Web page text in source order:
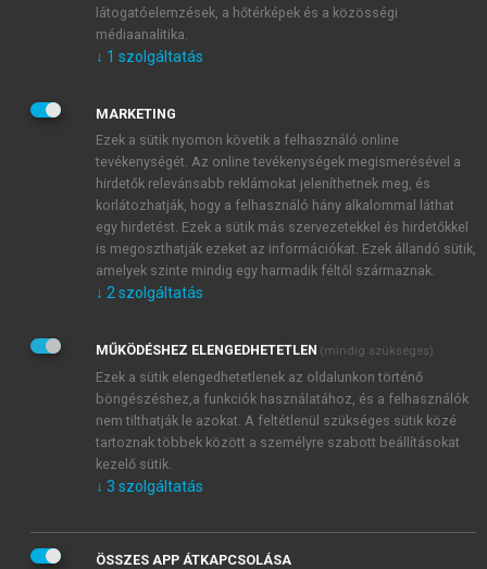
JELSZÓ
JELSZÓ ÚJRA
Kérek értesítést a MeRSZ újdonságairól, akcióiról.
Kérek értesítést az Akadémiai Kiadó Zrt. újdonságairól,
Adatkezelési tájékoztatóbanfoglaltakat tudomásul
veszem és elfogadom.
Általános vásárlási feltételeket, valamint a szotar.netés a
mersz.huoldalak licencszerződéseiben foglaltakat
tudomásul veszem és elfogadom.
KIPRÓBÁLOM
látogatóelemzések, a hőtérképek és a közösségi
médiaanalitika.
↓ 1 szolgáltatás
MARKETING
Ezek a sütik nyomon követik a felhasználó online
tevékenységét. Az online tevékenységek megismerésével a
hirdetők relevánsabb reklámokat jeleníthetnek meg, és
korlátozhatják, hogy a felhasználó hány alkalommal láthat
egy hirdetést. Ezek a sütik más szervezetekkel és hirdetőkkel
is megoszthatják ezeket az információkat. Ezek állandó sütik,
amelyek szinte mindig egy harmadik féltől származnak.
↓ 2 szolgáltatás
MŰKÖDÉSHEZ ELENGEDHETETLEN (mindig szükséges)
Ezek a sütik elengedhetetlenek az oldalunkon történő
böngészéshez,a funkciók használatához, és a felhasználók
nem tilthatják le azokat. A feltétlenül szükséges sütik közé
tartoznak többek között a személyre szabott beállításokat
kezelő sütik.
↓ 3 szolgáltatás
ÖSSZES APP ÁTKAPCSOLÁSA